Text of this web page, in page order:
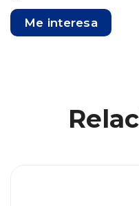
Me interesa